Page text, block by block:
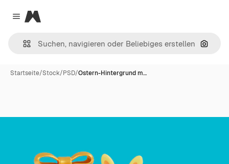
Close menu
Magnific
Nach
Startseite/Stock/PSD/Ostern-Hintergrund m…